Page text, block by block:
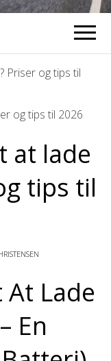
Priser og tips til
at lade
tips til
Lade
En